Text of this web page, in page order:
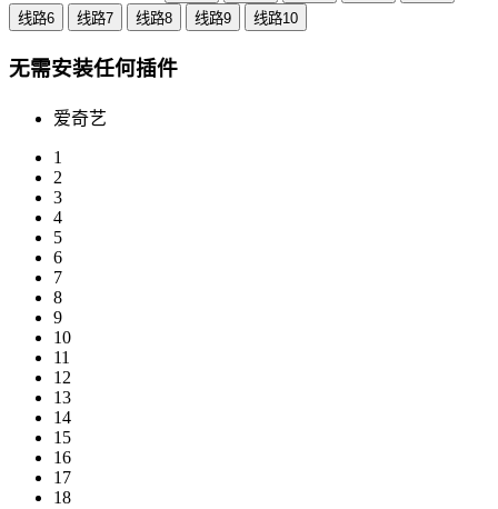
线路6
线路7 线路8 线路9 线路10
无需安装任何插件
爱奇艺
1
2
3
4
5
6
7
8
9
10
11
12
13
14
15
16
17
18